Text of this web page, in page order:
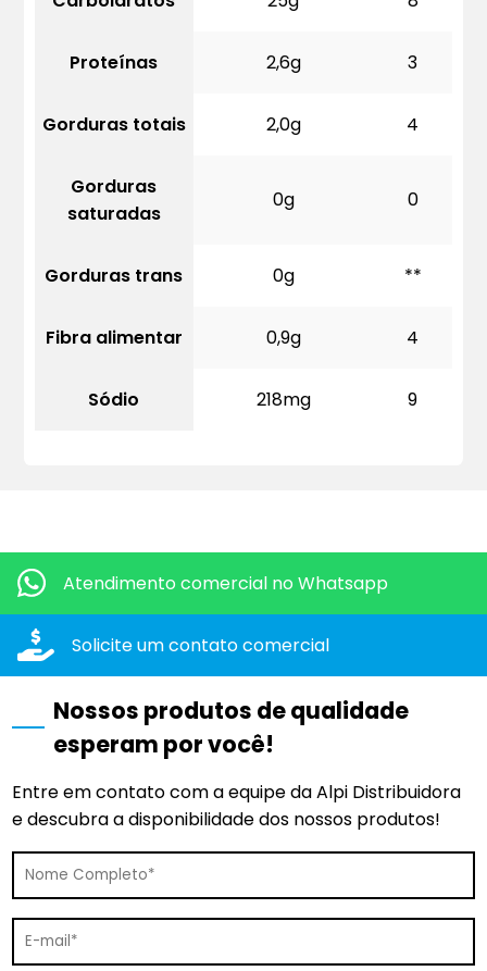
Proteínas 2,6g 3
Gorduras totais 2,0g 4
Gorduras
saturadas
0g 0
Gorduras trans 0g **
Fibra alimentar 0,9g 4
Sódio 218mg 9
Atendimento comercial no Whatsapp
Solicite um contatocomercial
Nossos produtos de qualidade
esperam por você!
Entre em contato com a equipe da Alpi Distribuidora
e descubra a disponibilidade dos nossos produtos!